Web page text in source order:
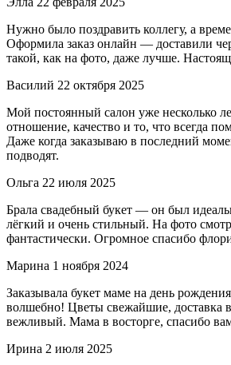
Нужно было поздравить коллегу, а
Оформила заказ онлайн — доставили
такой, как на фото, даже лучше.
Василий 22 октября 2025
Мой постоянный салон уже несколько
отношение, качество и то, что всегда
Даже когда заказываю в последний
подводят.
Ольга 22 июля 2025
Брала свадебный букет — он был
лёгкий и очень стильный. На фото
фантастически. Огромное спасибо
Марина 1 ноября 2024
Заказывала букет маме на день
волшебно! Цветы свежайшие, доставка
вежливый. Мама в восторге, спасибо
Ирина 2 июля 2025